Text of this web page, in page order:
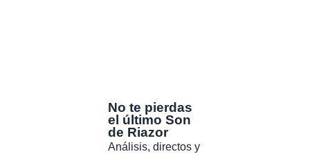
No te pierdas
el último Son
de Riazor
Análisis, directos y